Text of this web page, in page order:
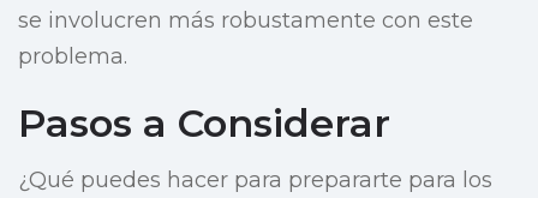
se involucren más robustamente con este
problema.
Pasos a Considerar
¿Qué puedes hacer para prepararte para los